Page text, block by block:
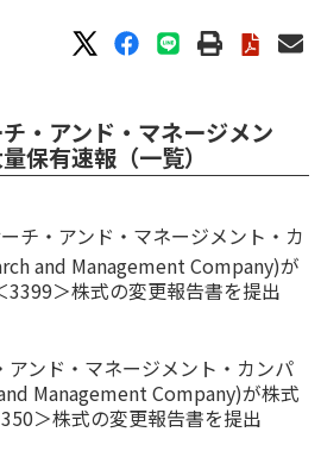
・アンド・マネージメン
保有速報（一覧）
チ・アンド・マネージメント・カ
and Management Company)が
＞株式の変更報告書を提出
ンド・マネージメント・カンパ
Management Company)が株式
＞株式の変更報告書を提出